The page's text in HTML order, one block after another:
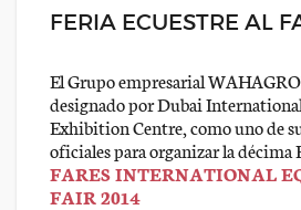
FERIA ECUESTRE AL
El Grupo empresarial
designado por Dubai
Exhibition Centre, como uno de
oficiales para organizar la décima
FARES INTERNATIONAL
FAIR 2014